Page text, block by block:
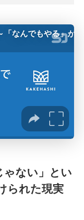
ゃない」とい
られた現実